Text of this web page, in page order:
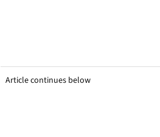
Article continues below